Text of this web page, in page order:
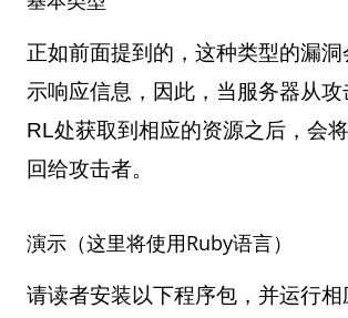
正如前面提到的，这种类型的漏洞
示响应信息，因此，当服务器从
RL处获取到相应的资源之后，会
回给攻击者。
演示（这里将使用Ruby语言）
请读者安装以下程序包，并运行相